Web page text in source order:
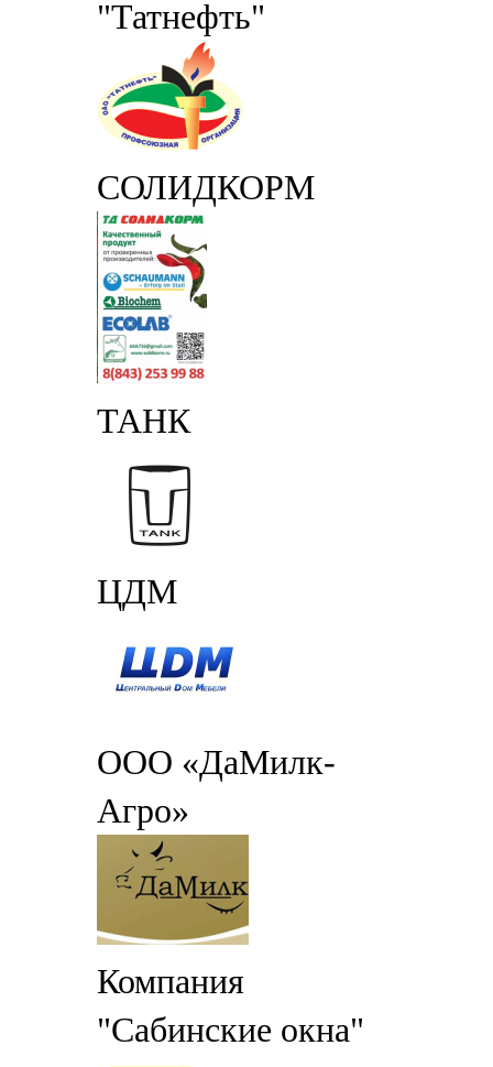
"Татнефть"
СОЛИДКОРМ
ТАНК
ЦДМ
ООО «ДаМилк-
Агро»
Компания
"Сабинские окна"